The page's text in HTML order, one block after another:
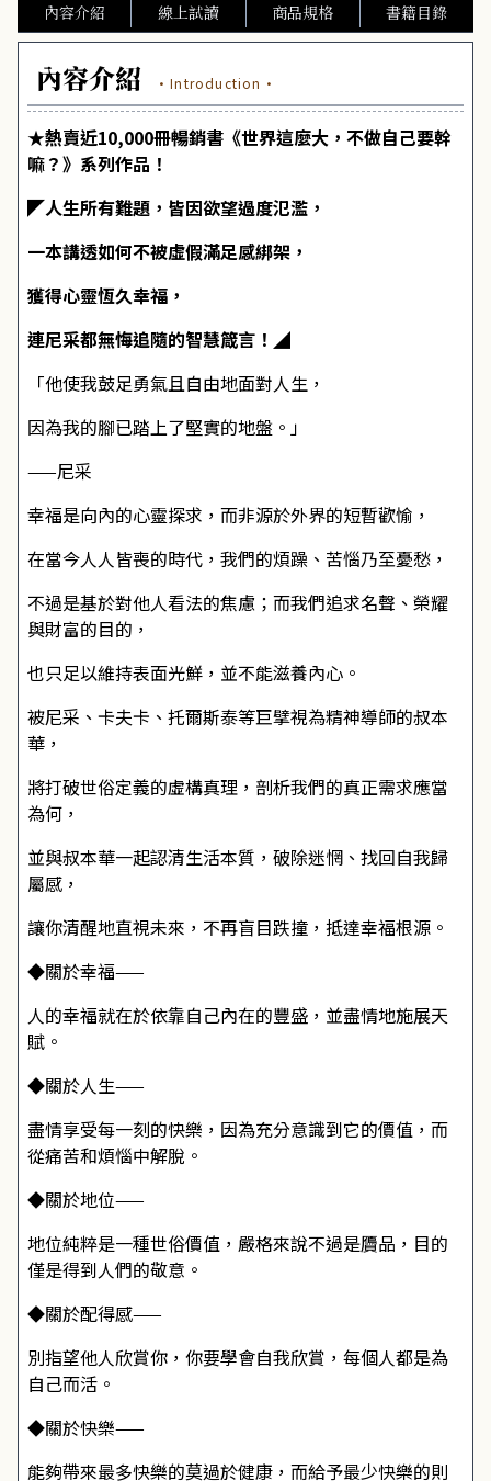
內容介紹 線上試讀 商品規格 書籍目錄
內容介紹 ·Introduction·
★熱賣近10,000冊暢銷書《世界這麼大，不做自己要幹
嘛？》系列作品！
◤人生所有難題，皆因欲望過度氾濫，
一本講透如何不被虛假滿足感綁架，
獲得心靈恆久幸福，
連尼采都無悔追隨的智慧箴言！◢
「他使我鼓足勇氣且自由地面對人生，
因為我的腳已踏上了堅實的地盤。」
——尼采
幸福是向內的心靈探求，而非源於外界的短暫歡愉，
在當今人人皆喪的時代，我們的煩躁、苦惱乃至憂愁，
不過是基於對他人看法的焦慮；而我們追求名聲、榮耀
與財富的目的，
也只足以維持表面光鮮，並不能滋養內心。
被尼采、卡夫卡、托爾斯泰等巨擘視為精神導師的叔本
華，
將打破世俗定義的虛構真理，剖析我們的真正需求應當
為何，
並與叔本華一起認清生活本質，破除迷惘、找回自我歸
屬感，
讓你清醒地直視未來，不再盲目跌撞，抵達幸福根源。
◆關於幸福——
人的幸福就在於依靠自己內在的豐盛，並盡情地施展天
賦。
◆關於人生——
盡情享受每一刻的快樂，因為充分意識到它的價值，而
從痛苦和煩惱中解脫。
◆關於地位——
地位純粹是一種世俗價值，嚴格來說不過是贗品，目的
僅是得到人們的敬意。
◆關於配得感——
別指望他人欣賞你，你要學會自我欣賞，每個人都是為
自己而活。
◆關於快樂——
能夠帶來最多快樂的莫過於健康，而給予最少快樂的則